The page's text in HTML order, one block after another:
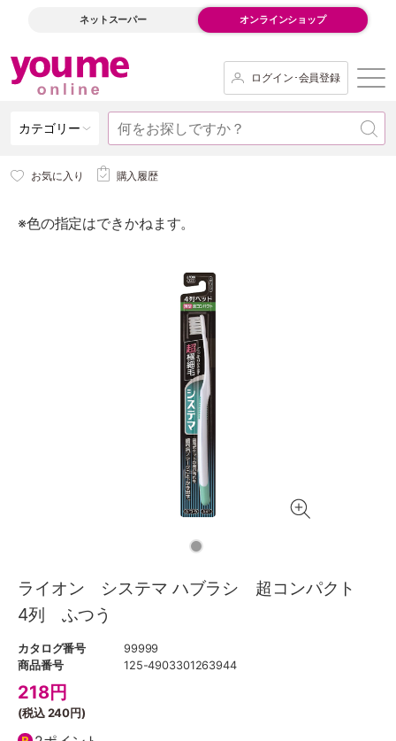
ネットスーパー オンラインショップ
ログイン･会員登録
カテゴリー
お気に入り 購入履歴
※色の指定はできかねます。
ライオン システマ ハブラシ 超コンパクト
4列 ふつう
カタログ番号
99999
商品番号
125-4903301263944
218円
(税込240円)